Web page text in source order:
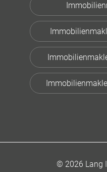
© 2026 Lang